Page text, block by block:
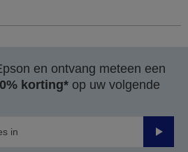
en ontvang meteen een
korting* op uw volgende